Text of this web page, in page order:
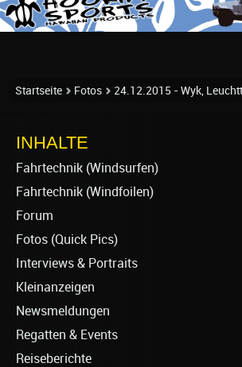
Startseite Fotos 24.12.2015 - Wyk,
INHALTE
Fahrtechnik (Windsurfen)
Fahrtechnik (Windfoilen)
Forum
Fotos (Quick Pics)
Interviews & Portraits
Kleinanzeigen
Newsmeldungen
Regatten & Events
Reiseberichte